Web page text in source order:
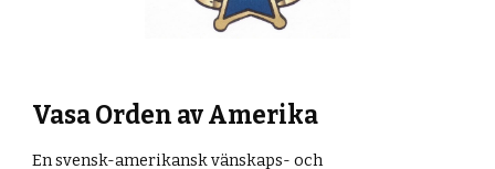
Vasa Orden av Amerika
En svensk-amerikansk vänskaps- och